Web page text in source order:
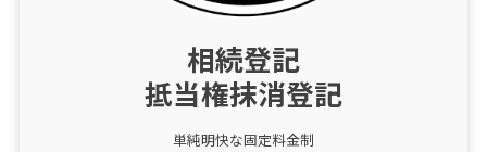
相続登記
抵当権抹消登記
単純明快な固定料金制